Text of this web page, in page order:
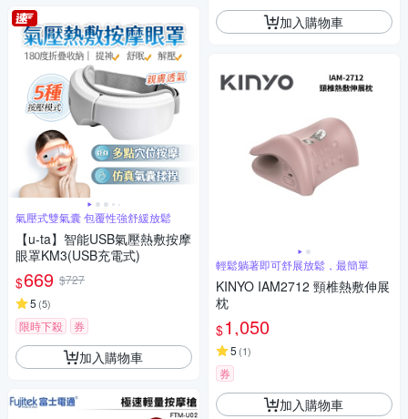
氣壓式雙氣囊 包覆性強舒緩放鬆
【u-ta】智能USB氣壓熱敷按摩
眼罩KM3(USB充電式)
$669 $727
5 (5)
限時下殺 券
加入購物車
加入購物車
輕鬆躺著即可舒展放鬆，最簡單
KINYO IAM2712 頸椎熱敷伸展
枕
$1,050
5 (1)
券
加入購物車